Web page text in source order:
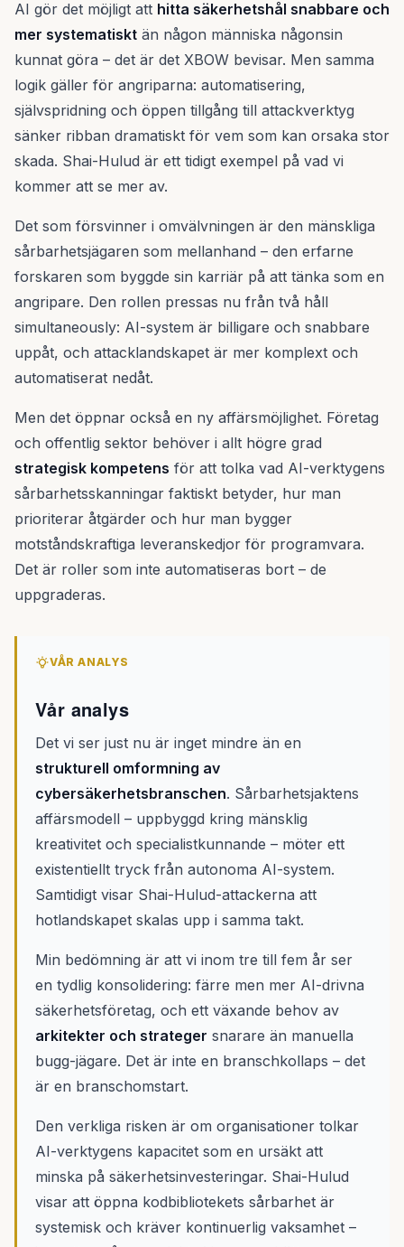
AI gör det möjligt att hitta säkerhetshål snabbare och
mer systematiskt än någon människa någonsin
kunnat göra – det är det XBOW bevisar. Men samma
logik gäller för angriparna: automatisering,
självspridning och öppen tillgång till attackverktyg
sänker ribban dramatiskt för vem som kan orsaka stor
skada. Shai-Hulud är ett tidigt exempel på vad vi
kommer att se mer av.
Det som försvinner i omvälvningen är den mänskliga
sårbarhetsjägaren som mellanhand – den erfarne
forskaren som byggde sin karriär på att tänka som en
angripare. Den rollen pressas nu från två håll
simultaneously: AI-system är billigare och snabbare
uppåt, och attacklandskapet är mer komplext och
automatiserat nedåt.
Men det öppnar också en ny affärsmöjlighet. Företag
och offentlig sektor behöver i allt högre grad
strategisk kompetens för att tolka vad AI-verktygens
sårbarhetsskanningar faktiskt betyder, hur man
prioriterar åtgärder och hur man bygger
motståndskraftiga leveranskedjor för programvara.
Det är roller som inte automatiseras bort – de
uppgraderas.
VÅR ANALYS
Vår analys
Det vi ser just nu är inget mindre än en
strukturell omformning av
cybersäkerhetsbranschen. Sårbarhetsjaktens
affärsmodell – uppbyggd kring mänsklig
kreativitet och specialistkunnande – möter ett
existentiellt tryck från autonoma AI-system.
Samtidigt visar Shai-Hulud-attackerna att
hotlandskapet skalas upp i samma takt.
Min bedömning är att vi inom tre till fem år ser
en tydlig konsolidering: färre men mer AI-drivna
säkerhetsföretag, och ett växande behov av
arkitekter och strateger snarare än manuella
bugg-jägare. Det är inte en branschkollaps – det
är en branschomstart.
Den verkliga risken är om organisationer tolkar
AI-verktygens kapacitet som en ursäkt att
minska på säkerhetsinvesteringar. Shai-Hulud
visar att öppna kodbibliotekets sårbarhet är
systemisk och kräver kontinuerlig vaksamhet –